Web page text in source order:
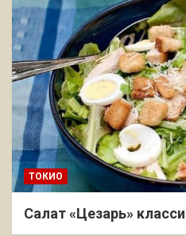
ТОКИО
Салат «Цезарь»